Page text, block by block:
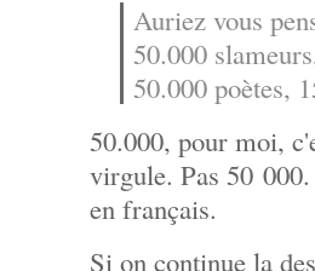
Auriez vous
50.000
50.000 poètes,
50.000, pour moi,
virgule. Pas 50
en français.
Si on continue la